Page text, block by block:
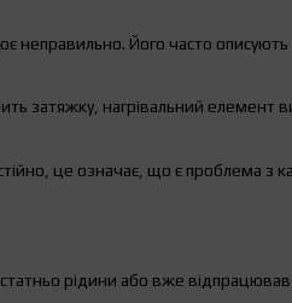
неправильно. Його часто описують
затяжку, нагрівальний елемент
це означає, що є проблема з
рідини або вже відпрацював